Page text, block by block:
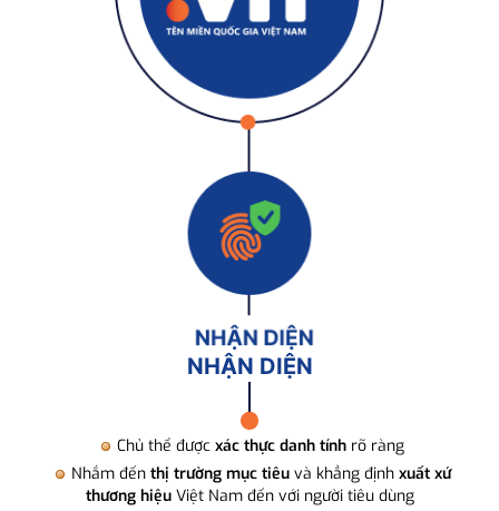
NHẬN DIỆN
Chủ thể được xác thực danh tính rõ ràng
Nhắm đến thị trường mục tiêuvà khẳng định xuất xứ
thương hiệuViệt Nam đến với người tiêu dùng